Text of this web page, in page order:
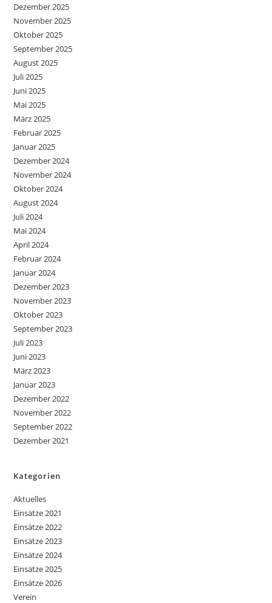
Dezember 2025
November 2025
Oktober 2025
September 2025
August 2025
Juli 2025
Juni 2025
Mai 2025
März 2025
Februar 2025
Januar 2025
Dezember 2024
November 2024
Oktober 2024
August 2024
Juli 2024
Mai 2024
April 2024
Februar 2024
Januar 2024
Dezember 2023
November 2023
Oktober 2023
September 2023
Juli 2023
Juni 2023
März 2023
Januar 2023
Dezember 2022
November 2022
September 2022
Dezember 2021
Kategorien
Aktuelles
Einsätze 2021
Einsätze 2022
Einsätze 2023
Einsätze 2024
Einsätze 2025
Einsätze 2026
Verein